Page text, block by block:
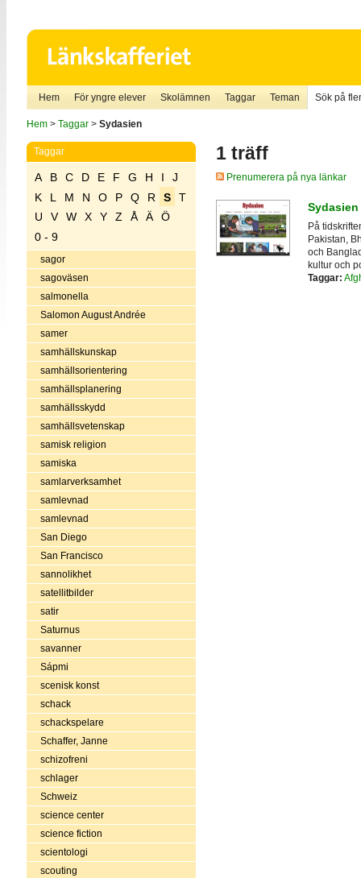
Hem För yngre elever Skolämnen Taggar Teman Sök på
Hem> Taggar> Sydasien
Taggar
A B C D E F G H I
J
K
L M N O P Q R S
T
U
V W X Y Z Å Ä
Ö
0 - 9
sagor
sagoväsen
salmonella
Salomon August Andrée
samer
samhällskunskap
samhällsorientering
samhällsplanering
samhällsskydd
samhällsvetenskap
samisk religion
samiska
samlarverksamhet
samlevnad
samlevnad
San Diego
San Francisco
sannolikhet
satellitbilder
satir
Saturnus
savanner
Sápmi
scenisk konst
schack
schackspelare
Schaffer, Janne
schizofreni
schlager
Schweiz
science center
science fiction
scientologi
scouting
1 träff
Prenumerera på nya länkar
Sydasien
På
Pakistan,
och
kultur och
Taggar: